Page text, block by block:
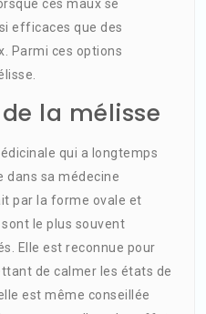
ces maux se
efficaces que des
Parmi ces options
la mélisse
qui a longtemps
dans sa médecine
par la forme ovale et
le plus souvent
Elle est reconnue pour
de calmer les états de
est même conseillée